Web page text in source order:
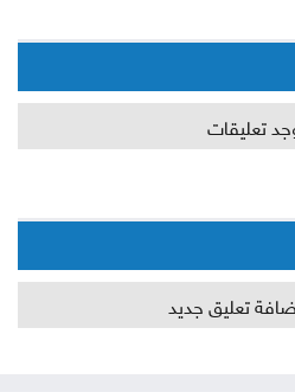
تعليقات
تعليق جديد